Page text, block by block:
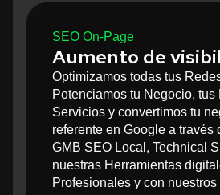
SEO On-Page
Aumento de
Optimizamos todas tus
Potenciamos tu Negocio,
Servicios y convertimos tu
referente en Google a través
GMB SEO Local, Technical
nuestras Herramientas
Profesionales y con